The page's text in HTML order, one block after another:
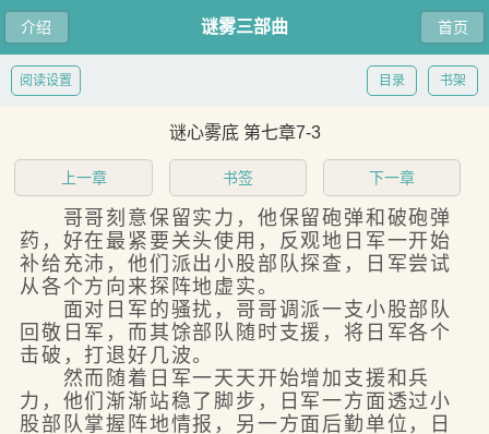
介绍 首页
谜雾三部曲
书架
目录
阅读设置
谜心雾底 第七章7-3
上一章 书签 下一章
哥哥刻意保留实力，他保留砲弹和破砲弹
药，好在最紧要关头使用，反观地日军一开始
补给充沛，他们派出小股部队探查，日军尝试
从各个方向来探阵地虚实。
面对日军的骚扰，哥哥调派一支小股部队
回敬日军，而其馀部队随时支援，将日军各个
击破，打退好几波。
然而随着日军一天天开始增加支援和兵
力，他们渐渐站稳了脚步，日军一方面透过小
股部队掌握阵地情报，另一方面后勤单位，日